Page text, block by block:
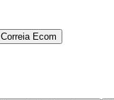
Correia Ecom